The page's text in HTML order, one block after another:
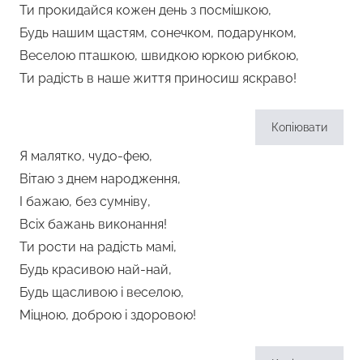
Ти прокидайся кожен день з посмішкою,
Будь нашим щастям, сонечком, подарунком,
Веселою пташкою, швидкою юркою рибкою,
Ти радість в наше життя приносиш яскраво!
Копіювати
Я малятко, чудо-фею,
Вітаю з днем народження,
І бажаю, без сумніву,
Всіх бажань виконання!
Ти рости на радість мамі,
Будь красивою най-най,
Будь щасливою і веселою,
Міцною, доброю і здоровою!